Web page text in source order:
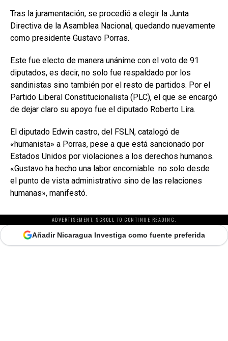
Tras la juramentación, se procedió a elegir la Junta
Directiva de la Asamblea Nacional, quedando nuevamente
como presidente Gustavo Porras.
Este fue electo de manera unánime con el voto de 91
diputados, es decir, no solo fue respaldado por los
sandinistas sino también por el resto de partidos. Por el
Partido Liberal Constitucionalista (PLC), el que se encargó
de dejar claro su apoyo fue el diputado Roberto Lira.
El diputado Edwin castro, del FSLN, catalogó de
«humanista» a Porras, pese a que está sancionado por
Estados Unidos por violaciones a los derechos humanos.
«Gustavo ha hecho una labor encomiable no solo desde
el punto de vista administrativo sino de las relaciones
humanas», manifestó.
ADVERTISEMENT. SCROLL TO CONTINUE READING.
Añadir Nicaragua Investiga como fuente preferida